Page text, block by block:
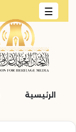
☰
الرئيسية